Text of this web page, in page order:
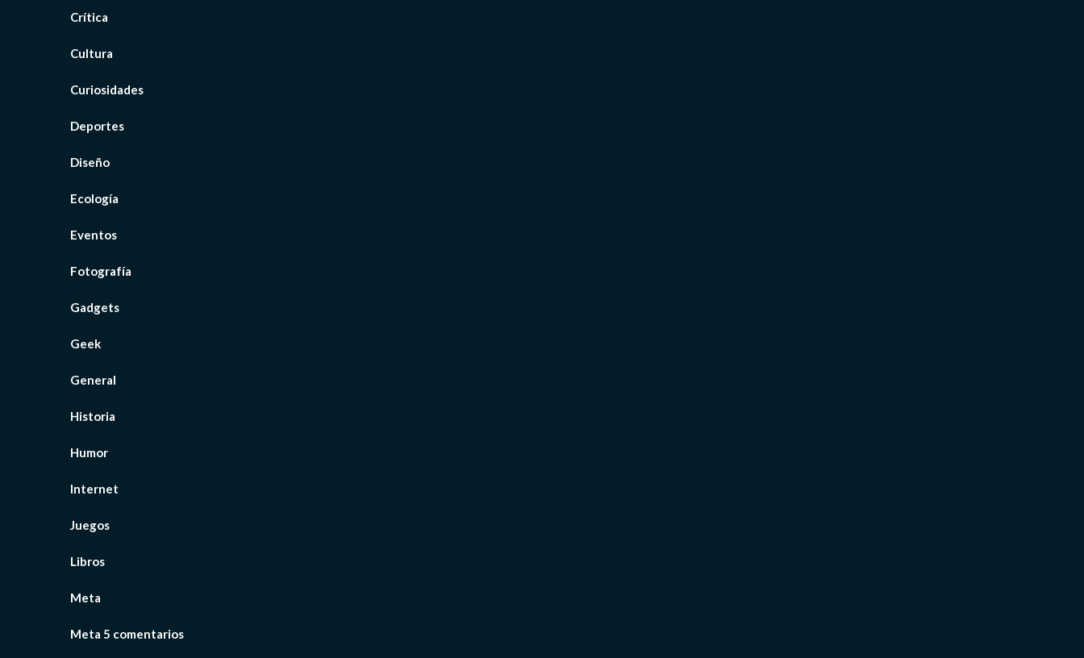
Crítica
Cultura
Curiosidades
Deportes
Diseño
Ecología
Eventos
Fotografía
Gadgets
Geek
General
Historia
Humor
Internet
Juegos
Libros
Meta
Meta 5 comentarios